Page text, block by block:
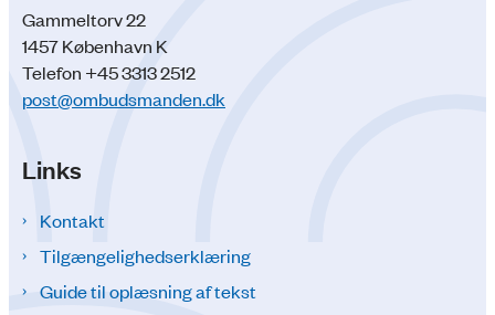
Gammeltorv 22
1457 København K
Telefon +45 3313 2512
post@ombudsmanden.dk
Links
Kontakt
Tilgængelighedserklæring
Guide til oplæsning af tekst